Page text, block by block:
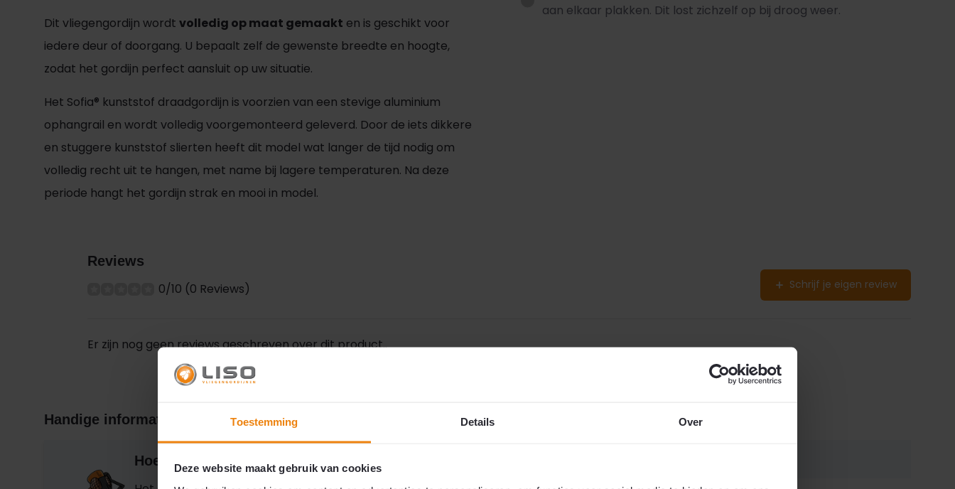
Toestemming Details Over
Deze website maakt gebruik van cookies
Dit vliegengordijn wordt volledig op maat gemaakt en is geschikt voor
iedere deur of doorgang. U bepaalt zelf de gewenste breedte en hoogte,
zodat het gordijn perfect aansluit op uw situatie.
Het Sofia® kunststof draadgordijn is voorzien van een stevige aluminium
ophangrail en wordt volledig voorgemonteerd geleverd. Door de iets dikkere
en stuggere kunststof slierten heeft dit model wat langer de tijd nodig om
volledig recht uit te hangen, met name bij lagere temperaturen. Na deze
periode hangt het gordijn strak en mooi in model.
aan elkaar plakken. Dit lost zichzelf op bij droog weer.
Reviews
0/10 (0 Reviews) Schrijf je eigen review
Er zijn nog geen reviews geschreven over dit product..
Handige informatie
Hoe neemt u de maat?